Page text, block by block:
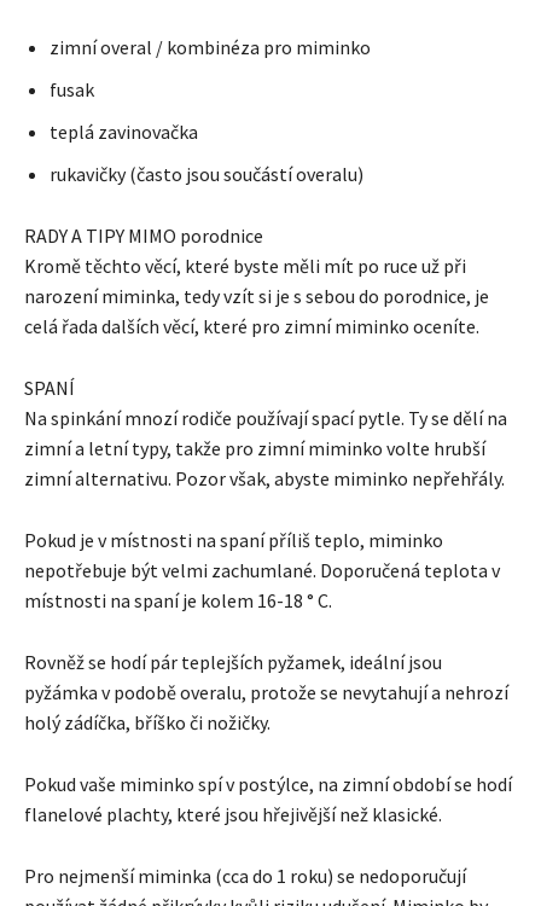
zimní overal / kombinéza pro miminko
fusak
teplá zavinovačka
rukavičky (často jsou součástí overalu)
RADY A TIPY MIMO porodnice
Kromě těchto věcí, které byste měli mít po ruce už při
narození miminka, tedy vzít si je s sebou do porodnice, je
celá řada dalších věcí, které pro zimní miminko oceníte.
SPANÍ
Na spinkání mnozí rodiče používají spací pytle. Ty se dělí na
zimní a letní typy, takže pro zimní miminko volte hrubší
zimní alternativu. Pozor však, abyste miminko nepřehřály.
Pokud je v místnosti na spaní příliš teplo, miminko
nepotřebuje být velmi zachumlané. Doporučená teplota v
místnosti na spaní je kolem 16-18 ° C.
Rovněž se hodí pár teplejších pyžamek, ideální jsou
pyžámka v podobě overalu, protože se nevytahují a nehrozí
holý zádíčka, bříško či nožičky.
Pokud vaše miminko spí v postýlce, na zimní období se hodí
flanelové plachty, které jsou hřejivější než klasické.
Pro nejmenší miminka (cca do 1 roku) se nedoporučují